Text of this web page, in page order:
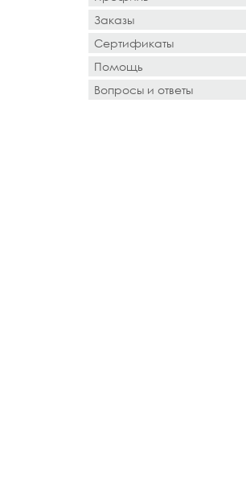
Заказы
Сертификаты
Помощь
Вопросы и ответы